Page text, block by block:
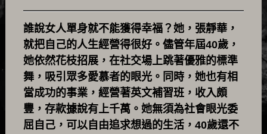
誰說女人單身就不能獲得幸福？她，張靜華，
就把自己的人生經營得很好。儘管年屆40歲，
她依然花枝招展，在社交場上跳著優雅的標準
舞，吸引眾多愛慕者的眼光。同時，她也有相
當成功的事業，經營著英文補習班，收入頗
豐，存款據說有上千萬。她無須為社會眼光委
屈自己，可以自由追求想過的生活，40歲還不